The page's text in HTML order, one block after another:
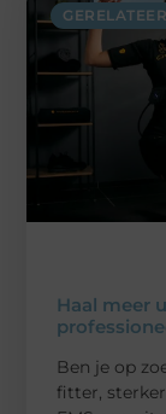
Haal meer
Ben je op
fitter,